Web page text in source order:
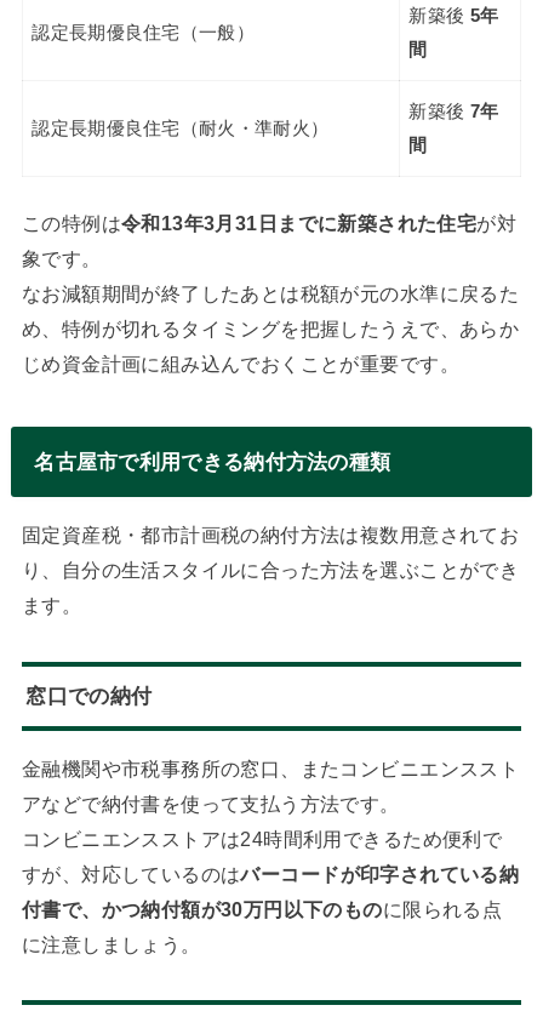
認定長期優良住宅（一般）
新築後 5年
間
認定長期優良住宅（耐火・準耐火）
新築後 7年
間
この特例は令和13年3月31日までに新築された住宅が対
象です。
なお減額期間が終了したあとは税額が元の水準に戻るた
め、特例が切れるタイミングを把握したうえで、あらか
じめ資金計画に組み込んでおくことが重要です。
名古屋市で利用できる納付方法の種類
固定資産税・都市計画税の納付方法は複数用意されてお
り、自分の生活スタイルに合った方法を選ぶことができ
ます。
窓口での納付
金融機関や市税事務所の窓口、またコンビニエンススト
アなどで納付書を使って支払う方法です。
コンビニエンスストアは24時間利用できるため便利で
すが、対応しているのはバーコードが印字されている納
付書で、かつ納付額が30万円以下のものに限られる点
に注意しましょう。